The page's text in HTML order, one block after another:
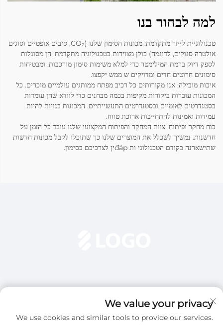
למה לבחור בנו
טכנולוגיית לייזר מתקדמת: מכונות הסימון שלנו (CO₂, סיבים אופטיים וסוגים
אולטרה סגולים, לדוגמה) כולן מצוידות בטכנולוגיה מתקדמת. הן מסוגלות
לספק דיוק ברמת המילימטר כדי למלא משימות סימון מורכבות, ומבטיחות
סימונים חרוטים חדים ומדויקים ש ממש יקפצו.
איכות מובילה: אנו מקורותים כל רכיב מפתח ממותגים עולמיים מוכרים. כל
המכונות עוברות ביקורות מקיפות בכמה מבחנים כדי לוודא שהן עומדות
בסטנדרטים לאומיים ובסטנדרטים התעשייתיים. המכונות בנויות להיות
עמידות ואמינות להתחייבות ארוכת טווח.
כוח מחקר ופיתוח: צוות המחקר והפיתוח המקצועי שלנו עובד כל הזמן על
חדשנות. נמשיך לשכלל את המוצרים שלנו כך שתוכלו לקבל מכונות חדשות
שתישארנה בקודם הטכנולוגי ות đápין לצרכיכם בסימון.
We value your privacy
We use cookies and similar tools to provide our services.